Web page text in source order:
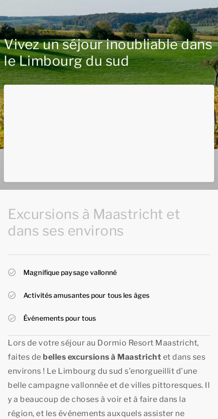
Vivez un séjour inoubliable dans
le Limbourg du sud
Excursions à Maastricht et
dans ses environs
Magnifique paysage vallonné
Activités amusantes pour tous les âges
Événements pour tous
Lors de votre séjour au Dormio Resort Maastricht,
faites de belles excursions à Maastricht et dans ses
environs ! Le Limbourg du sud s’enorgueillit d’une
belle campagne vallonnée et de villes pittoresques. Il
y a beaucoup de choses à voir et à faire dans la
région, et les événements auxquels assister ne